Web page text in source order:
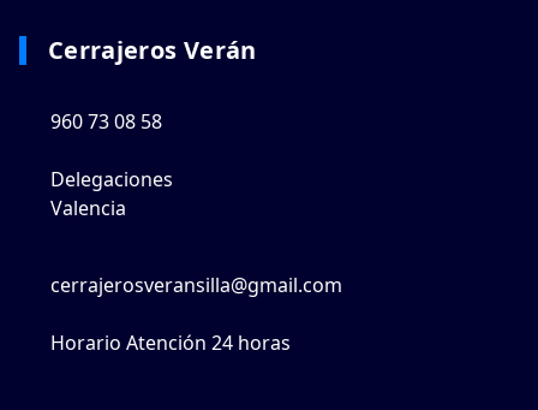
Cerrajeros Verán
960 73 08 58
Delegaciones
Valencia
cerrajerosveransilla@gmail.com
Horario Atención 24 horas